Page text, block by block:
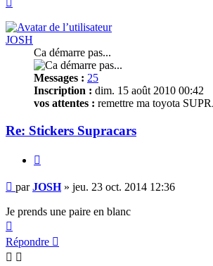
JOSH
Ca démarre pas...
Messages : 25
Inscription : dim. 15 août 2010 00:42
vos attentes : remettre ma toyota
Re: Stickers Supracars
Message
non
lu
parJOSH» jeu. 23 oct. 2014 12:36
Je prends une paire en blanc
Répondre